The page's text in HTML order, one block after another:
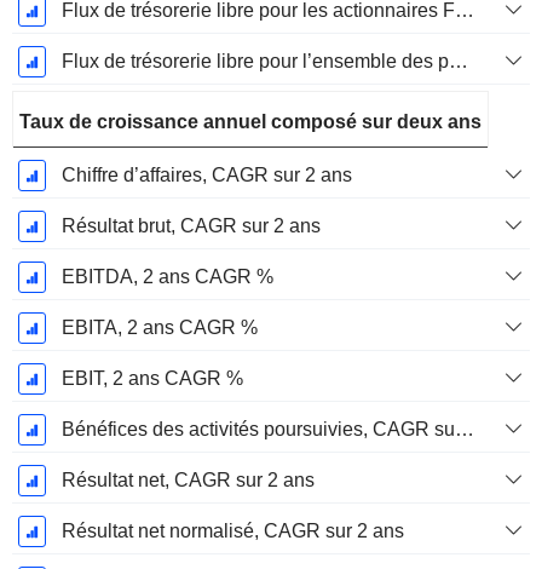
Flux de trésorerie libre pour les actionnaires FCFE, Croissance 1 an
Flux de trésorerie libre pour l’ensemble des pourvoyeurs de fonds (créanciers et actionnaires) FCFF, Croissance 1 an
Taux de croissance annuel composé sur deux ans
Chiffre d’affaires, CAGR sur 2 ans
Résultat brut, CAGR sur 2 ans
EBITDA, 2 ans CAGR %
EBITA, 2 ans CAGR %
EBIT, 2 ans CAGR %
Bénéfices des activités poursuivies, CAGR sur 2 ans
Résultat net, CAGR sur 2 ans
Résultat net normalisé, CAGR sur 2 ans